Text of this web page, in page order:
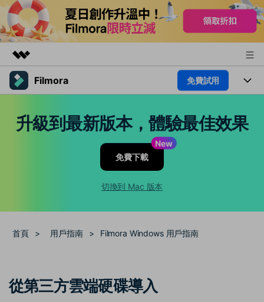
精選產品
實用工具
總覽
支援
Filmora 免費試用
文字
速生成相似風格影片
100 點兌積分
幫助中心
聯絡我們
我們隨時為您提供協助
案例分享
如何用 Filmora 做出影響力
立即購買
升級到最新版本，體驗最佳效果
New
免費下載
切換到 Mac 版本
首頁 > 用戶指南 > Filmora Windows 用戶指南
從第三方雲端硬碟導入